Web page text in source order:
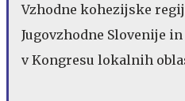
Vzhodne kohezijske
Jugovzhodne Slovenije
v Kongresu lokalnih